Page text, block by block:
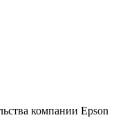
компании Epson